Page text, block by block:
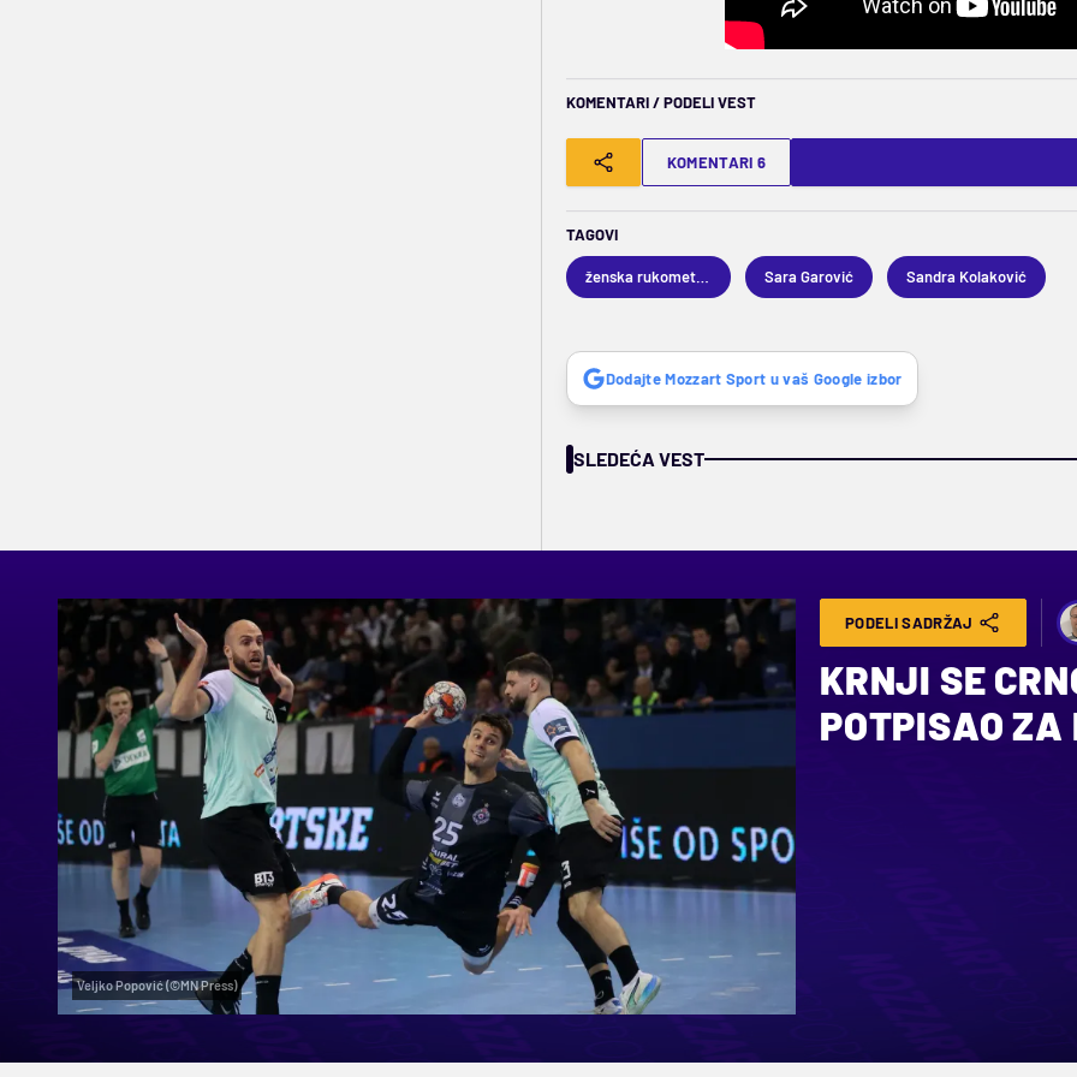
KOMENTARI / PODELI VEST
KOMENTARI 6
TAGOVI
ženska rukometna reprezentacija Srbije Sara Garović Sandra Kolaković
Dodajte Mozzart Sport u vaš Google izbor
SLEDEĆA VEST
Veljko Popović (©MN Press)
PODELI SADRŽAJ
KRNJI SE
POTPISAO ZA